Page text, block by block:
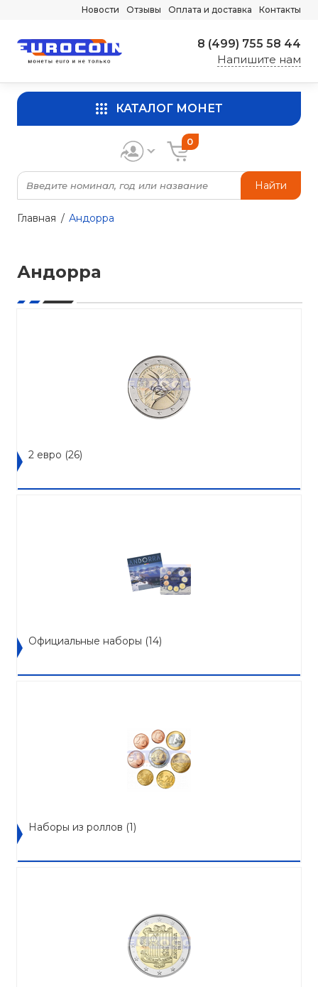
Новости Отзывы Оплата и доставка Контакты
8 (499) 755 58 44
Напишите нам
КАТАЛОГ МОНЕТ
Найти
0
Главная Андорра
Андорра
2 евро (26)
Официальные наборы (14)
Наборы из роллов (1)